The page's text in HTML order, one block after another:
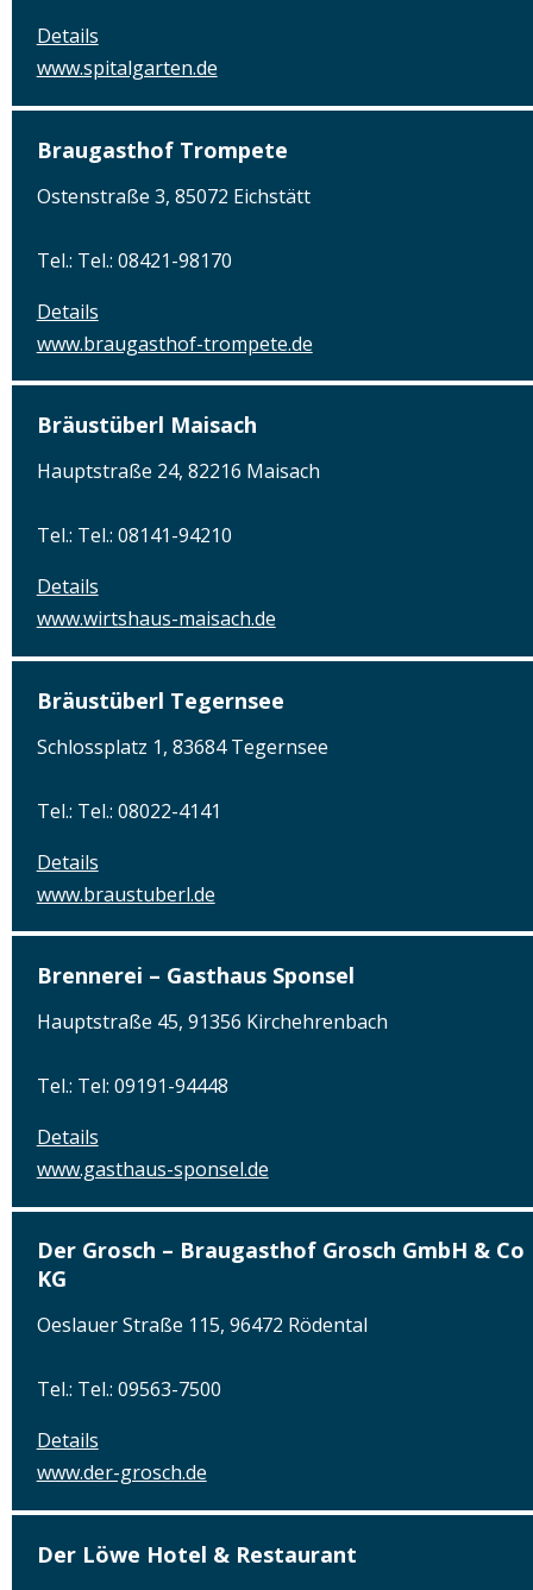
Details
www.spitalgarten.de
Braugasthof Trompete
Ostenstraße 3, 85072 Eichstätt
Tel.: Tel.: 08421-98170
Details
www.braugasthof-trompete.de
Bräustüberl Maisach
Hauptstraße 24, 82216 Maisach
Tel.: Tel.: 08141-94210
Details
www.wirtshaus-maisach.de
Bräustüberl Tegernsee
Schlossplatz 1, 83684 Tegernsee
Tel.: Tel.: 08022-4141
Details
www.braustuberl.de
Brennerei – Gasthaus Sponsel
Hauptstraße 45, 91356 Kirchehrenbach
Tel.: Tel: 09191-94448
Details
www.gasthaus-sponsel.de
Der Grosch – Braugasthof Grosch GmbH & Co
KG
Oeslauer Straße 115, 96472 Rödental
Tel.: Tel.: 09563-7500
Details
www.der-grosch.de
Der Löwe Hotel & Restaurant